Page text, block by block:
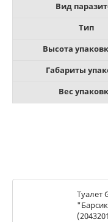
Вид
Тип
Высота
Габариты
Вес
Туалет